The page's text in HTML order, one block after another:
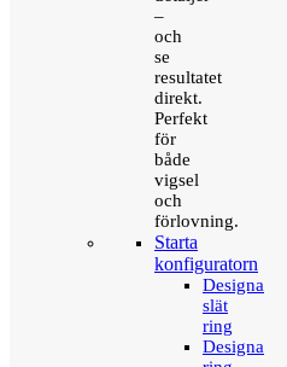
–
och
se
resultatet
direkt.
Perfekt
för
både
vigsel
och
förlovning.
Starta
konfiguratorn
Designa
slät
ring
Designa